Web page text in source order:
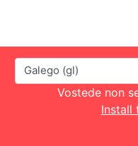
Idioma
Vostede non
Install